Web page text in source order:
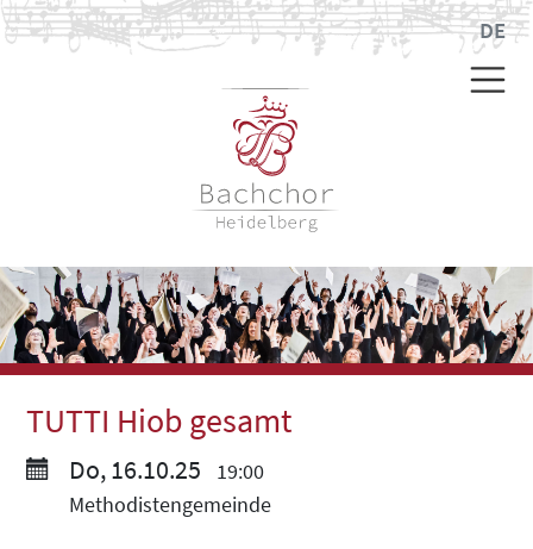
DE
TUTTI Hiob gesamt
Do, 16.10.25
19:00
Methodistengemeinde